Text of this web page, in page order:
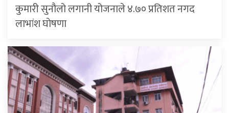
कुमारी सुनौलो लगानी योजनाले ४.७० प्रतिशत नगद
लाभांश घोषणा